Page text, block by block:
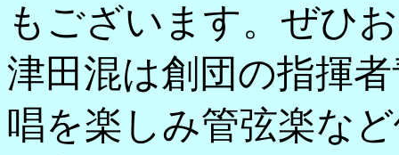
もございます。ぜひ
津田混は創団の指揮
唱を楽しみ管弦楽な